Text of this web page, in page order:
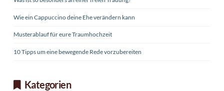
Wie ein Cappuccino deine Ehe verändern kann
Musterablauf für eure Traumhochzeit
10 Tipps um eine bewegende Rede vorzubereiten
Kategorien